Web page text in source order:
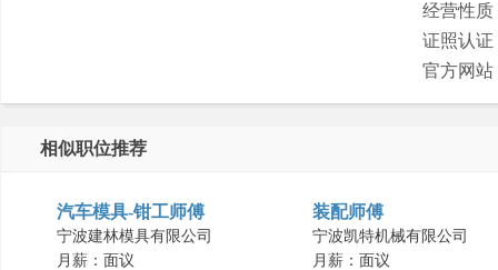
经营性质
证照认证
官方网站
相似职位推荐
汽车模具-钳工师傅
宁波建林模具有限公司
月薪：面议
装配师傅
宁波凯特机械有限公司
月薪：面议